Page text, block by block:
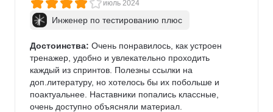
характеристиках компьютера для обучения. В
целом тестирование мобильного приложения
теперь кажется чем-то очень
отвратнымИспользуется месседжер Пачка. Ну так
себе. Если честно, возможность выпилиться из
Пачки после окончания курса - это наслаждение.
Оно неудобное! Все пытаются сбежать в Телегу.
Комментарий: Если ждете академически четкой
теории и определений, то точно мимо. Но в
июль 2024
Инженер по тестированию плюс
Достоинства: Очень понравилось, как устроен
тренажер, удобно и увлекательно проходить
каждый из спринтов. Полезны ссылки на
доп.литературу, но хотелось бы их побольше и
поактуальнее. Наставники попались классные,
очень доступно объясняли материал.